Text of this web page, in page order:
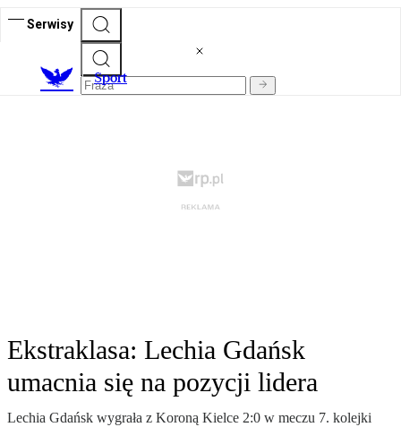
Serwisy
Sport
Ekstraklasa: Lechia Gdańsk
umacnia się na pozycji lidera
Lechia Gdańsk wygrała z Koroną Kielce 2:0 w meczu 7. kolejki